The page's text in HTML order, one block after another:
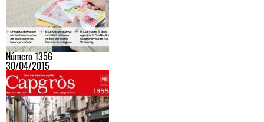
Número 1356
30/04/2015